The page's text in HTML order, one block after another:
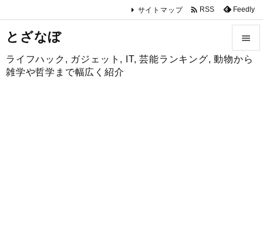
とざなぼ
ライフハック, ガジェット, IT, 芸能ランキング, 動物から
雑学や哲学まで幅広く紹介


サイトマップ  RSS Feedly